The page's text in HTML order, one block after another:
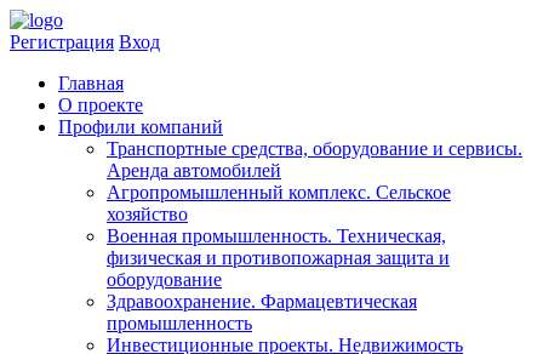
Регистрация Вход
Главная
​О проекте
Профили компаний
Транспортные средства, оборудование и сервисы.
Аренда автомобилей
Агропромышленный комплекс. Сельское
хозяйство
Военная промышленность. Техническая,
физическая и противопожарная защита и
оборудование
Здравоохранениe. Фармацевтическая
промышленность
Инвестиционные проекты. Недвижимость